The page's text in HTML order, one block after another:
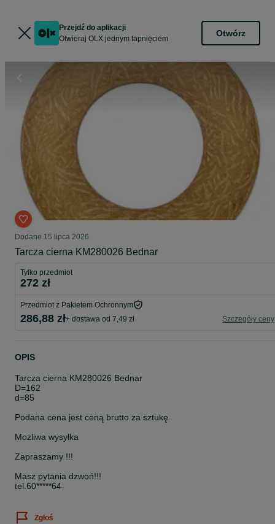
Przejdź do aplikacji
Otwieraj OLX jednym tapnięciem
Otwórz
Dodane 15 lipca 2026
Tarcza cierna KM280026 Bednar
Tylko przedmiot
272 zł
Przedmiot z Pakietem Ochronnym
286,88 zł+ dostawa od 7,49 zł Szczegóły ceny
OPIS
Tarcza cierna KM280026 Bednar
D=162
d=85
Podana cena jest ceną brutto za sztukę.
Możliwa wysyłka
Zapraszamy !!!
Masz pytania dzwoń!!!
tel.60*****64
Zgłoś